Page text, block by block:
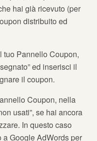
hai già ricevuto (per
distribuito ed
tuo Pannello Coupon,
ed inserisci il
il coupon.
Coupon, nella
usati”, se hai ancora
In questo caso
Google AdWords per